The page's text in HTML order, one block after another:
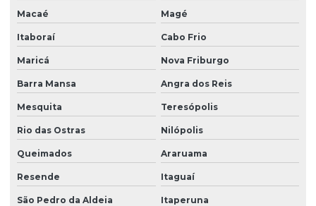
Distribuidora de mercadorias em sp
Distribuidora de produtos de limpeza e escritorio
Distribuidora de produtos em sache
Distribuidora em são paulo
Distribuidora de suprimentos em sp
Elite professional melhoramentos
Macaé Magé
Itaboraí Cabo Frio
Maricá Nova Friburgo
Barra Mansa Angra dos Reis
Mesquita Teresópolis
Rio das Ostras Nilópolis
Queimados Araruama
Resende Itaguaí
São Pedro da Aldeia Itaperuna